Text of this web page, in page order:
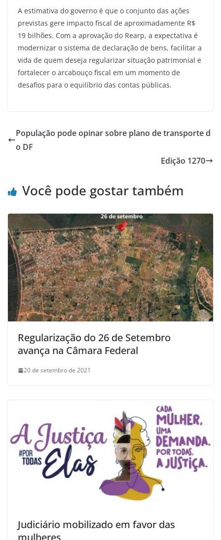
A estimativa do governo é que o conjunto das ações
previstas gere impacto fiscal de aproximadamente R$
19 bilhões. Com a aprovação do Rearp, a expectativa é
modernizar o sistema de declaração de bens, facilitar a
vida de quem deseja regularizar situação patrimonial e
fortalecer o arcabouço fiscal em um momento de
desafios para o equilíbrio das contas públicas.
População pode opinar sobre plano de transporte d
o DF
Edição 1270
Você pode gostar também
Regularização do 26 de Setembro
avança na Câmara Federal
20 de setembro de 2021
Judiciário mobilizado em favor das
mulheres